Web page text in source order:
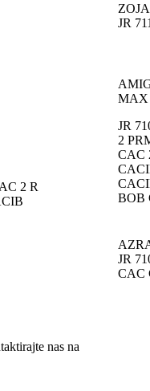
ZOJA
JR
2 R
MAX
JR
2
CAC
BOB
JR
CAC
nas na